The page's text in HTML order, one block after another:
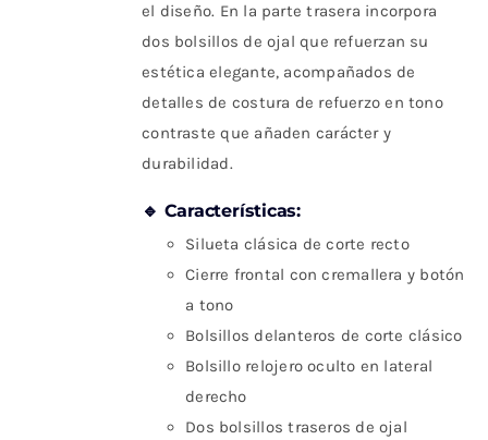
el diseño. En la parte trasera incorpora
dos bolsillos de ojal que refuerzan su
estética elegante, acompañados de
detalles de costura de refuerzo en tono
contraste que añaden carácter y
durabilidad.
🔹 Características:
Silueta clásica de corte recto
Cierre frontal con cremallera y botón
a tono
Bolsillos delanteros de corte clásico
Bolsillo relojero oculto en lateral
derecho
Dos bolsillos traseros de ojal